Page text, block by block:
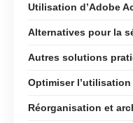
Utilisation d’Adobe
Alternatives pour la
Autres solutions
Optimiser
Réorganisation et